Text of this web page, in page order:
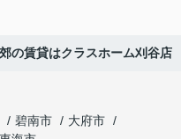
賃貸はクラスホーム刈谷店
碧南市
大府市